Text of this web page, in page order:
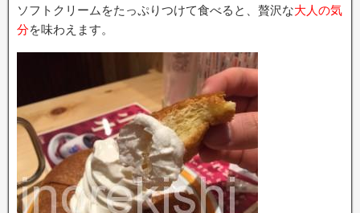
ソフトクリームをたっぷりつけて食べると、贅沢な大人の気
分を味わえます。